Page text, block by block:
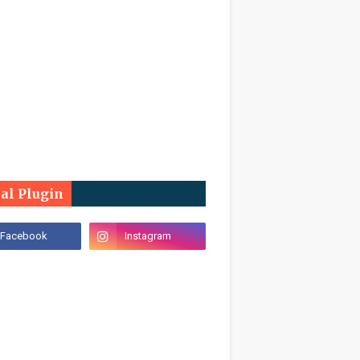
Plugin